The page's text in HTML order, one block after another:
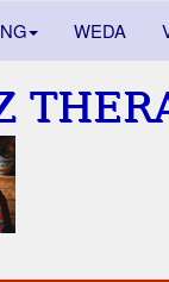
WEDA